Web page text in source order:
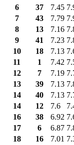
6
37 7.45
7
43 7.79
8
13 7.16
9
41 7.23
10
18 7.13
11
1 7.42
12
7 7.19
13
39 7.13
14
40 7.13
14
12 7.6
16
38 6.92
17
6 6.87
18
16 7.01